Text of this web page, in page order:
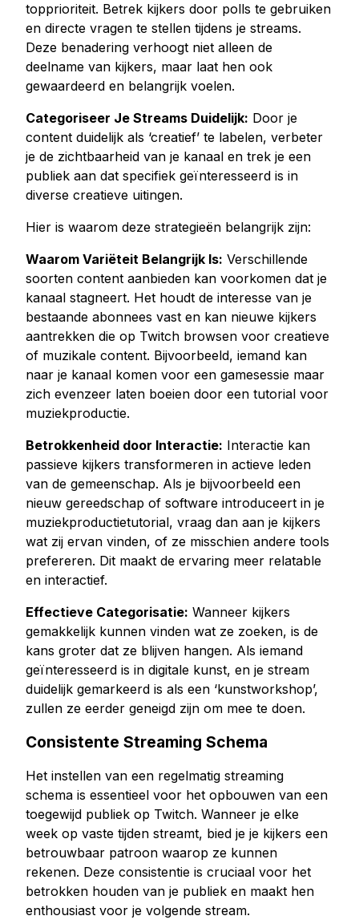
topprioriteit. Betrek kijkers door polls te gebruiken
en directe vragen te stellen tijdens je streams.
Deze benadering verhoogt niet alleen de
deelname van kijkers, maar laat hen ook
gewaardeerd en belangrijk voelen.
Categoriseer Je Streams Duidelijk: Door je
content duidelijk als ‘creatief’ te labelen, verbeter
je de zichtbaarheid van je kanaal en trek je een
publiek aan dat specifiek geïnteresseerd is in
diverse creatieve uitingen.
Hier is waarom deze strategieën belangrijk zijn:
Waarom Variëteit Belangrijk Is: Verschillende
soorten content aanbieden kan voorkomen dat je
kanaal stagneert. Het houdt de interesse van je
bestaande abonnees vast en kan nieuwe kijkers
aantrekken die op Twitch browsen voor creatieve
of muzikale content. Bijvoorbeeld, iemand kan
naar je kanaal komen voor een gamesessie maar
zich evenzeer laten boeien door een tutorial voor
muziekproductie.
Betrokkenheid door Interactie: Interactie kan
passieve kijkers transformeren in actieve leden
van de gemeenschap. Als je bijvoorbeeld een
nieuw gereedschap of software introduceert in je
muziekproductietutorial, vraag dan aan je kijkers
wat zij ervan vinden, of ze misschien andere tools
prefereren. Dit maakt de ervaring meer relatable
en interactief.
Effectieve Categorisatie: Wanneer kijkers
gemakkelijk kunnen vinden wat ze zoeken, is de
kans groter dat ze blijven hangen. Als iemand
geïnteresseerd is in digitale kunst, en je stream
duidelijk gemarkeerd is als een ‘kunstworkshop’,
zullen ze eerder geneigd zijn om mee te doen.
Consistente Streaming Schema
Het instellen van een regelmatig streaming
schema is essentieel voor het opbouwen van een
toegewijd publiek op Twitch. Wanneer je elke
week op vaste tijden streamt, bied je je kijkers een
betrouwbaar patroon waarop ze kunnen
rekenen. Deze consistentie is cruciaal voor het
betrokken houden van je publiek en maakt hen
enthousiast voor je volgende stream.